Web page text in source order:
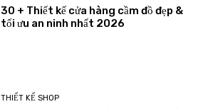
30 + Thiết kế cửa hàng cầm đồ đẹp &
tối ưu an ninh nhất 2026
THIẾT KẾ SHOP